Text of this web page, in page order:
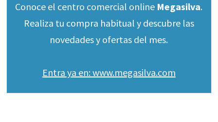
Conoce el centro comercial online Megasilva.
Realiza tu compra habitual y descubre las
novedades y ofertas del mes.
Entra ya en: www.megasilva.com